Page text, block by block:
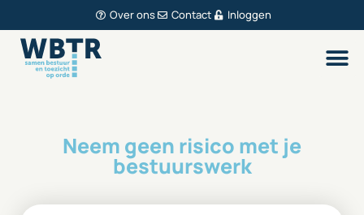
Over ons Contact Inloggen
Neem geen risico met je
bestuurswerk